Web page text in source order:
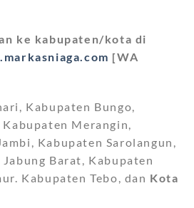
ke kabupaten/kota di
[WA
Kabupaten Bungo,
Merangin,
Kabupaten Sarolangun,
Barat, Kabupaten
Kabupaten Tebo, dan Kota